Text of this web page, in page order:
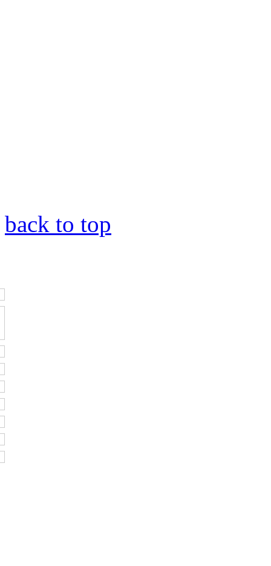
back to top